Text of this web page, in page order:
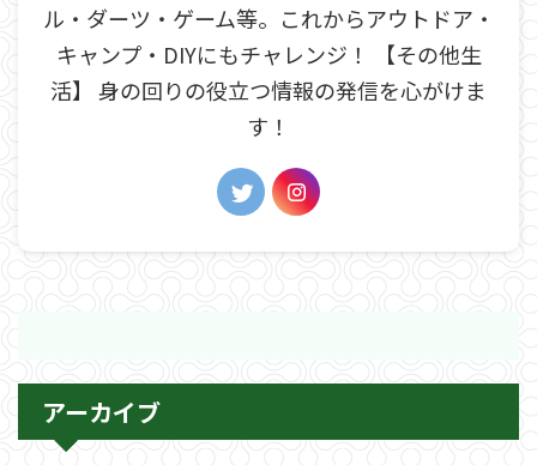
ル・ダーツ・ゲーム等。これからアウトドア・
キャンプ・DIYにもチャレンジ！ 【その他生
活】 身の回りの役立つ情報の発信を心がけま
す！
アーカイブ